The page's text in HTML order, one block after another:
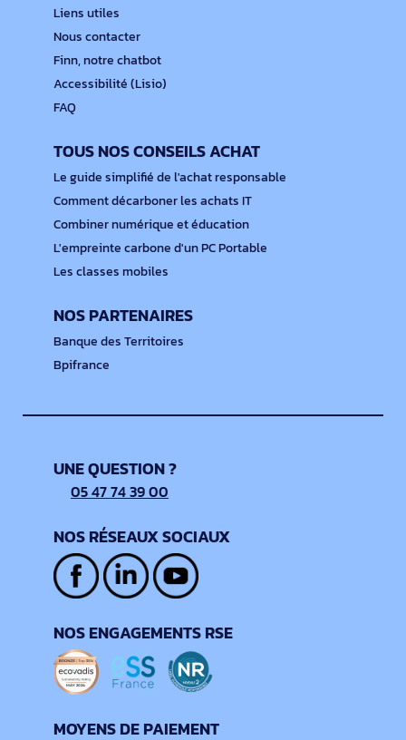
Liens utiles
Nous contacter
Finn, notre chatbot
Accessibilité (Lisio)
FAQ
TOUS NOS CONSEILS ACHAT
Le guide simplifié de l'achat responsable
Comment décarboner les achats IT
Combiner numérique et éducation
L'empreinte carbone d'un PC Portable
Les classes mobiles
NOS PARTENAIRES
Banque des Territoires
Bpifrance
UNE QUESTION ?
05 47 74 39 00
NOS RÉSEAUX SOCIAUX
NOS ENGAGEMENTS RSE
MOYENS DE PAIEMENT